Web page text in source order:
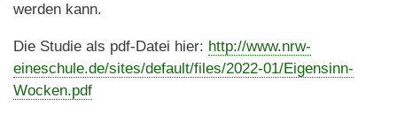
werden kann.
Die Studie als pdf-Datei hier: http://www.nrw-
eineschule.de/sites/default/files/2022-01/Eigensinn-
Wocken.pdf